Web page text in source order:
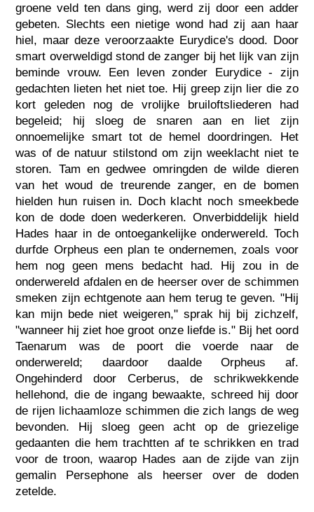
groene veld ten dans ging, werd zij door een adder
gebeten. Slechts een nietige wond had zij aan haar
hiel, maar deze veroorzaakte Eurydice's dood. Door
smart overweldigd stond de zanger bij het lijk van zijn
beminde vrouw. Een leven zonder Eurydice - zijn
gedachten lieten het niet toe. Hij greep zijn lier die zo
kort geleden nog de vrolijke bruiloftsliederen had
begeleid; hij sloeg de snaren aan en liet zijn
onnoemelijke smart tot de hemel doordringen. Het
was of de natuur stilstond om zijn weeklacht niet te
storen. Tam en gedwee omringden de wilde dieren
van het woud de treurende zanger, en de bomen
hielden hun ruisen in. Doch klacht noch smeekbede
kon de dode doen wederkeren. Onverbiddelijk hield
Hades haar in de ontoegankelijke onderwereld. Toch
durfde Orpheus een plan te ondernemen, zoals voor
hem nog geen mens bedacht had. Hij zou in de
onderwereld afdalen en de heerser over de schimmen
smeken zijn echtgenote aan hem terug te geven. "Hij
kan mijn bede niet weigeren," sprak hij bij zichzelf,
"wanneer hij ziet hoe groot onze liefde is." Bij het oord
Taenarum was de poort die voerde naar de
onderwereld; daardoor daalde Orpheus af.
Ongehinderd door Cerberus, de schrikwekkende
hellehond, die de ingang bewaakte, schreed hij door
de rijen lichaamloze schimmen die zich langs de weg
bevonden. Hij sloeg geen acht op de griezelige
gedaanten die hem trachtten af te schrikken en trad
voor de troon, waarop Hades aan de zijde van zijn
gemalin Persephone als heerser over de doden
zetelde.